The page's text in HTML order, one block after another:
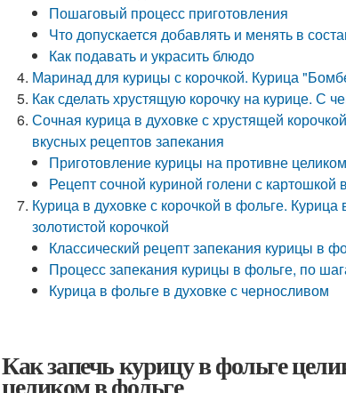
Пошаговый процесс приготовления
Что допускается добавлять и менять в
Как подавать и украсить блюдо
Маринад для курицы с корочкой. Курица
Как сделать хрустящую корочку на курице. С
Сочная курица в духовке с хрустящей
вкусных рецептов запекания
Приготовление курицы на противне
Рецепт сочной куриной голени с картошкой
Курица в духовке с корочкой в фольге.
золотистой корочкой
Классический рецепт запекания курицы в
Процесс запекания курицы в фольге, по
Курица в фольге в духовке с черносливом
Как запечь курицу в фольге